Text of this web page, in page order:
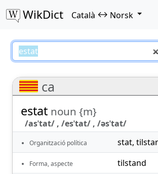
WikDict Català ↔ Norsk
estat – Català–Norsk
ca
estat noun {m}
/asˈtat/ , /esˈtat/ , /əsˈtat/
Organització política stat,
Forma, aspecte tilstand